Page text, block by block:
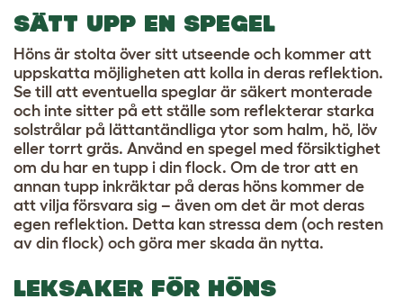
SÄTT UPP EN SPEGEL
Höns är stolta över sitt utseende och kommer att
uppskatta möjligheten att kolla in deras reflektion.
Se till att eventuella speglar är säkert monterade
och inte sitter på ett ställe som reflekterar starka
solstrålar på lättantändliga ytor som halm, hö, löv
eller torrt gräs. Använd en spegel med försiktighet
om du har en tupp i din flock. Om de tror att en
annan tupp inkräktar på deras höns kommer de
att vilja försvara sig – även om det är mot deras
egen reflektion. Detta kan stressa dem (och resten
av din flock) och göra mer skada än nytta.
LEKSAKER FÖR HÖNS